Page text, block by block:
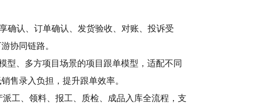
确认、订单确认、发货验收、对账、投诉受
协同链路。
型、多方项目场景的项目跟单模型，适配不同
售录入负担，提升跟单效率。
工、领料、报工、质检、成品入库全流程，支